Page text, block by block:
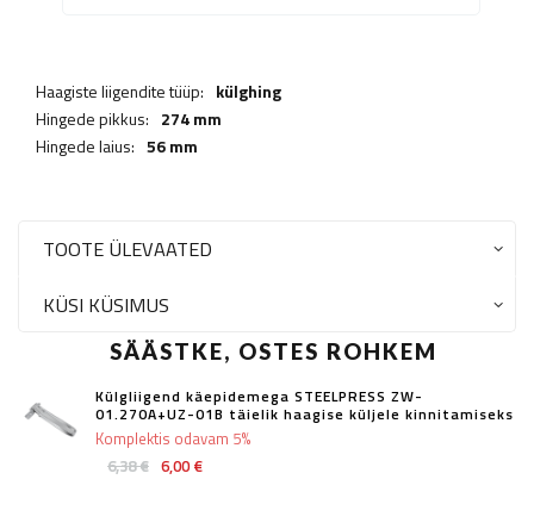
Haagiste liigendite tüüp: külghing
Hingede pikkus: 274 mm
Hingede laius: 56 mm
TOOTE ÜLEVAATED
KÜSI KÜSIMUS
SÄÄSTKE, OSTES ROHKEM
Külgliigend käepidemega STEELPRESS ZW-
01.270A+UZ-01B täielik haagise küljele kinnitamiseks
6,38 € 6,00 €
Komplektis odavam 5%